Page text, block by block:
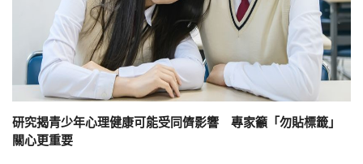
研究揭青少年心理健康可能受同儕影響 專家籲「勿貼標籤」
關心更重要